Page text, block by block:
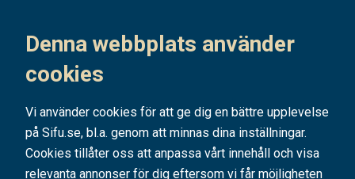
Denna webbplats använder
cookies
Vi använder cookies för att ge dig en bättre upplevelse
på Sifu.se, bl.a. genom att minnas dina inställningar.
Cookies tillåter oss att anpassa vårt innehåll och visa
relevanta annonser för dig eftersom vi får möjligheten
Prenumerera